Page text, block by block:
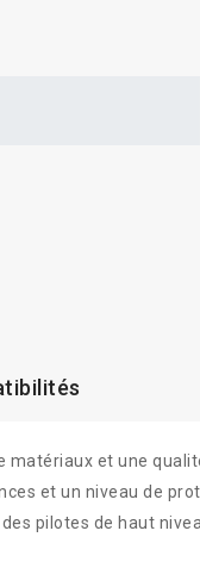
matériaux et une
et un niveau de
pilotes de haut